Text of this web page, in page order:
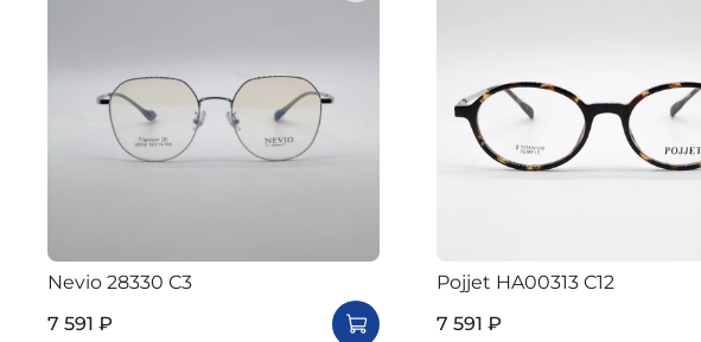
Nevio 28330 C3
7 591 ₽
Pojjet HA00313 C12
7 591 ₽